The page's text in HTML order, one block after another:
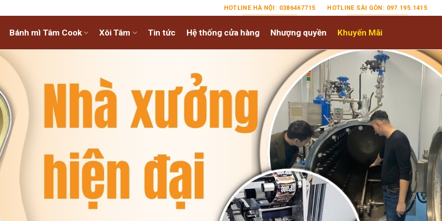
HOTLINE HÀ NỘI: 0386467715 HOTLINE SÀI GÒN: 097.195.1415
Bánh mì Tâm Cook Xôi Tâm Tin tức Hệ thống cửa hàng Nhượng quyền Khuyến Mãi